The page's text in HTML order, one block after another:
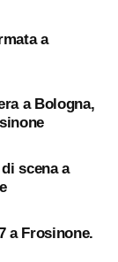
a
a Bologna,
scena a
a Frosinone.